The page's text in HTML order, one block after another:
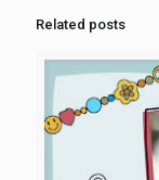
Related posts